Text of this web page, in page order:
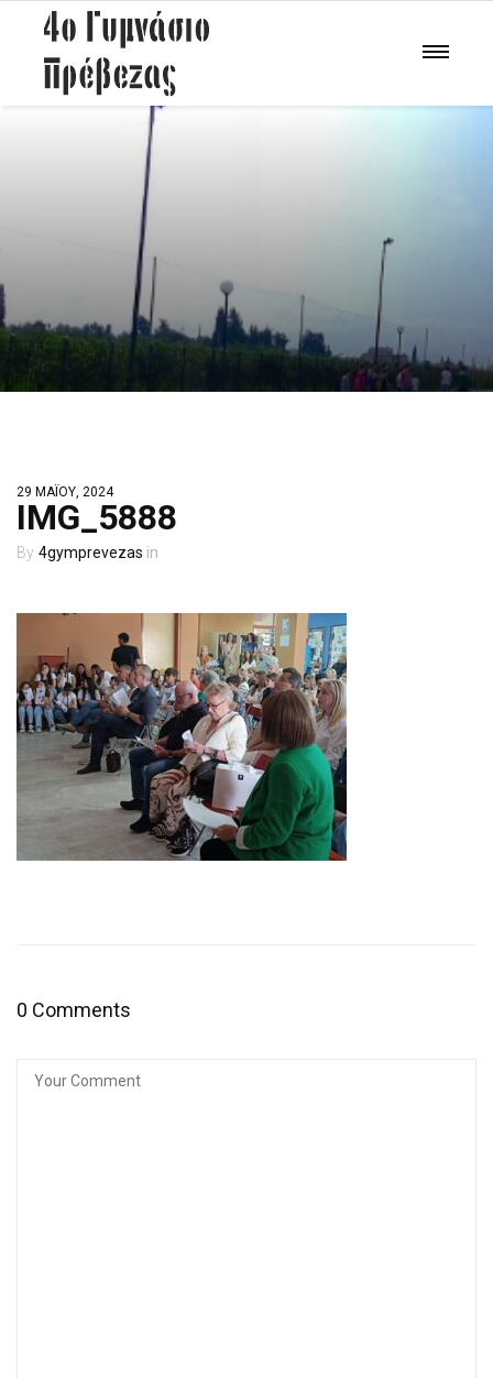
29 ΜΑΪ́ΟΥ, 2024
IMG_5888
4gymprevezas
0 Comments